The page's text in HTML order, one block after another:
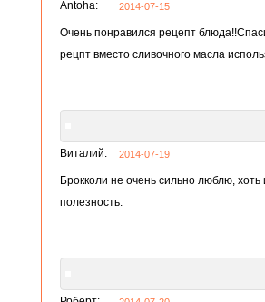
Antoha: 2014-07-15
Очень понравился рецепт
рецпт вместо сливочного масла
Виталий: 2014-07-19
Брокколи не очень сильно люблю,
полезность.